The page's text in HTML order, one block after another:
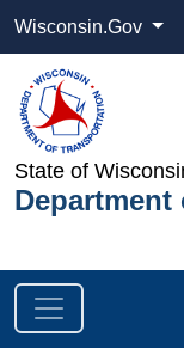
Wisconsin.Gov
State of